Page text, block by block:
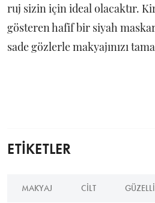
ruj sizin için ideal olacaktır.
gösteren hafif bir siyah
sade gözlerle makyajınızı
ETİKETLER
MAKYAJ CILT